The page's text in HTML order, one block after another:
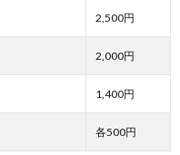
2,500円
2,000円
1,400円
各500円